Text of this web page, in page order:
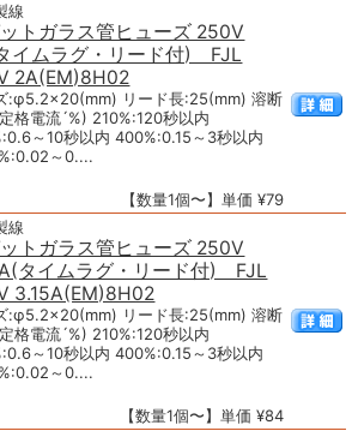
線
ットガラス管ヒューズ 250V
イムラグ・リード付) FJL
2A(EM)8H02
:φ5.2×20(mm) リード長:25(mm) 溶断
格電流´%) 210%:120秒以内
～10秒以内 400%:0.15～3秒以内
～0....
【数量1個〜】単価 ¥79
線
ットガラス管ヒューズ 250V
タイムラグ・リード付) FJL
3.15A(EM)8H02
:φ5.2×20(mm) リード長:25(mm) 溶断
格電流´%) 210%:120秒以内
～10秒以内 400%:0.15～3秒以内
～0....
【数量1個〜】単価 ¥84